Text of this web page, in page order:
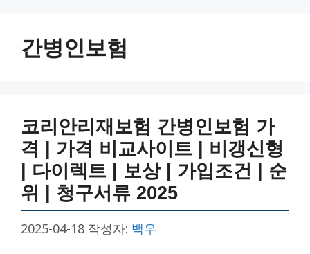
간병인보험
코리안리재보험 간병인보험 가
격 | 가격 비교사이트 | 비갱신형
| 다이렉트 | 보상 | 가입조건 | 순
위 | 청구서류 2025
2025-04-18 작성자: 백우